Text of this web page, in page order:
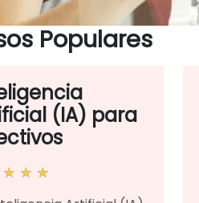
Populares
(IA) para